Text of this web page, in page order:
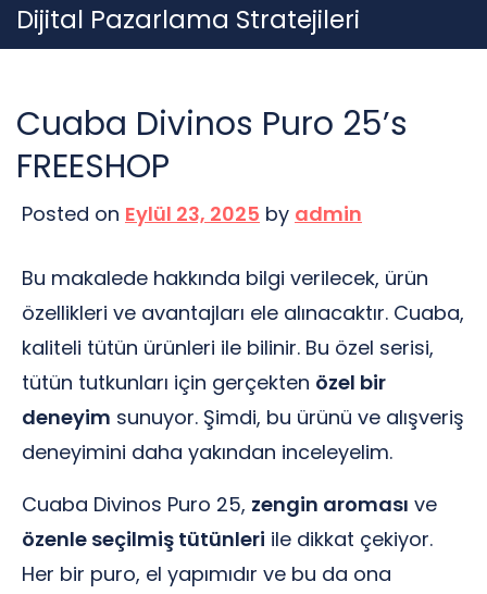
Skip
to
Dijital Pazarlama Stratejileri
Cuaba Divinos Puro 25’s
FREESHOP
Posted on Eylül 23, 2025 by admin
Bu makalede hakkında bilgi verilecek, ürün
özellikleri ve avantajları ele alınacaktır. Cuaba,
kaliteli tütün ürünleri ile bilinir. Bu özel serisi,
tütün tutkunları için gerçekten özel bir
deneyim sunuyor. Şimdi, bu ürünü ve alışveriş
deneyimini daha yakından inceleyelim.
Cuaba Divinos Puro 25, zengin aroması ve
özenle seçilmiş tütünleri ile dikkat çekiyor.
Her bir puro, el yapımıdır ve bu da ona